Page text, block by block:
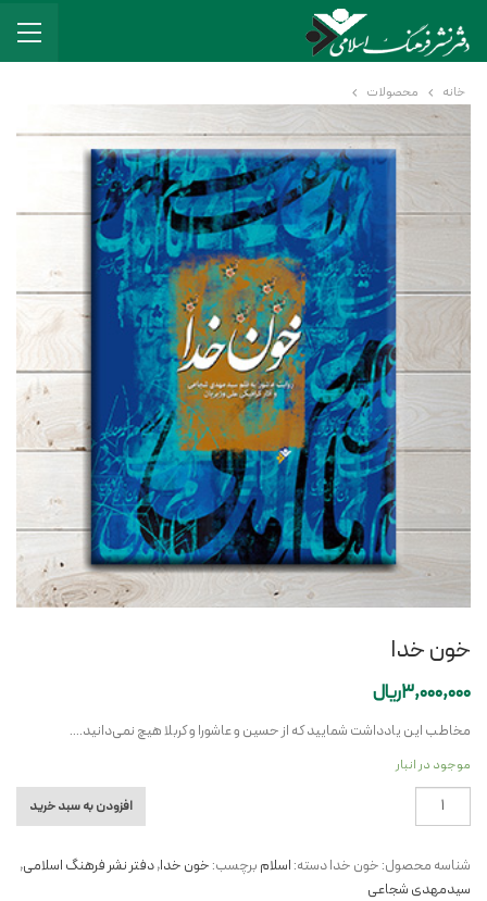
خانه محصولات
خون خدا
3,000,000ریال
مخاطب این یادداشت شمایید که از حسین و عاشورا و کربلا هیچ نمی‌دانید….
موجود در انبار
خدا
افزودن به سبد خرید
شناسه محصول: خون خدادسته: اسلام برچسب: خون خدا,دفتر نشر فرهنگ اسلامی,
سیدمهدی شجاعی